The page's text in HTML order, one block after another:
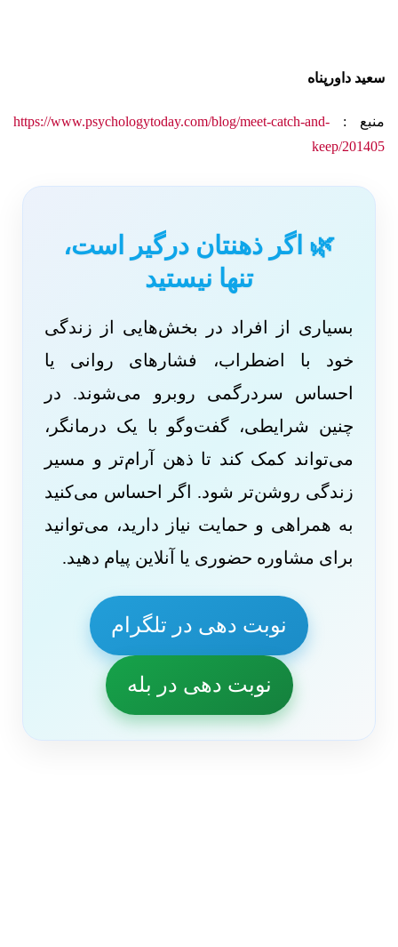
سعید داورپناه
منبع : https://www.psychologytoday.com/blog/meet-catch-and-
keep/201405
🌿 اگر ذهنتان درگیر است،
تنها نیستید
بسیاری از افراد در بخش‌هایی از زندگی
خود با اضطراب، فشارهای روانی یا
احساس سردرگمی روبرو می‌شوند. در
چنین شرایطی، گفت‌وگو با یک درمانگر،
می‌تواند کمک کند تا ذهن آرام‌تر و مسیر
زندگی روشن‌تر شود. اگر احساس می‌کنید
به همراهی و حمایت نیاز دارید، می‌توانید
برای مشاوره حضوری یا آنلاین پیام دهید.
نوبت دهی در تلگرام
نوبت دهی در بله